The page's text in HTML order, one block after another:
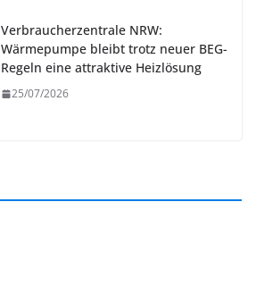
Verbraucherzentrale NRW:
Wärmepumpe bleibt trotz neuer BEG-
Regeln eine attraktive Heizlösung
25/07/2026